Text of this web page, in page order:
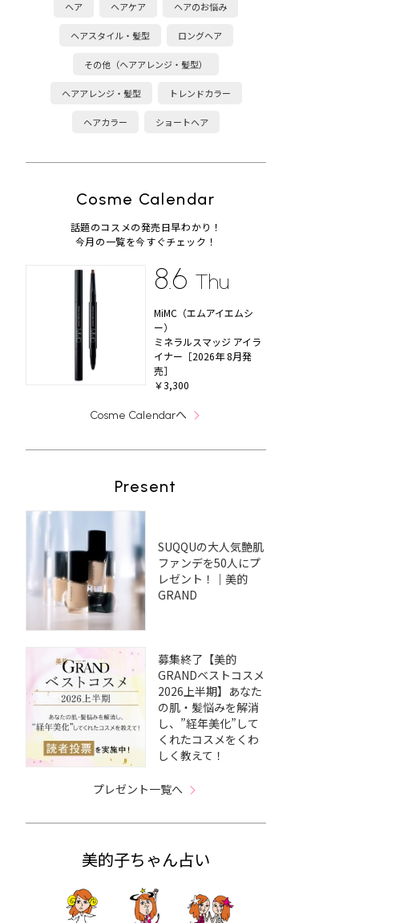
ヘア ヘアケア ヘアのお悩み
ヘアスタイル・髪型 ロングヘア
その他（ヘアアレンジ・髪型）
ヘアアレンジ・髪型 トレンドカラー
ヘアカラー ショートヘア
Cosme Calendar
話題のコスメの発売日早わかり！
今月の一覧を今すぐチェック！
8.6 Thu
MiMC（エムアイエムシ
ー）
ミネラルスマッジ アイラ
イナー［2026年 8月発
売］
￥3,300
Cosme Calendarへ
Present
SUQQUの大人気艶肌
ファンデを50人にプ
レゼント！｜美的
GRAND
募集終了【美的
GRANDベストコスメ
2026上半期】あなた
の肌・髪悩みを解消
し、”経年美化”して
くれたコスメをくわ
しく教えて！
プレゼント一覧へ
美的子ちゃん占い